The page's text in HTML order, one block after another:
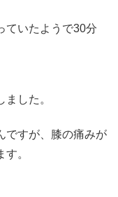
ていたようで30分
した。
ですが、膝の痛みが
。